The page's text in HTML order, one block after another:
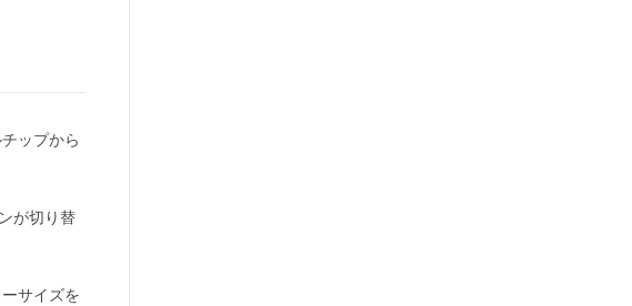
ップから
が切り替
サイズを